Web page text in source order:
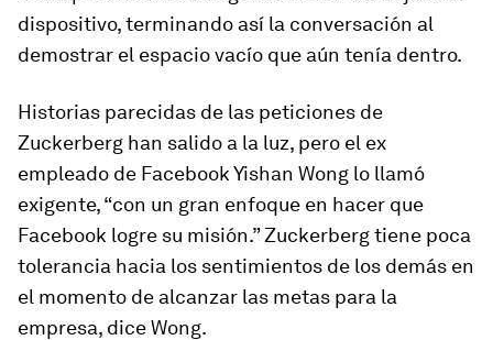
dispositivo, terminando así la conversación al
demostrar el espacio vacío que aún tenía dentro.
Historias parecidas de las peticiones de
Zuckerberg han salido a la luz, pero el ex
empleado de Facebook Yishan Wong lo llamó
exigente, “con un gran enfoque en hacer que
Facebook logre su misión.” Zuckerberg tiene poca
tolerancia hacia los sentimientos de los demás en
el momento de alcanzar las metas para la
empresa, dice Wong.